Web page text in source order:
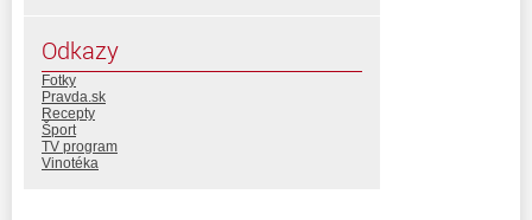
Odkazy
Fotky
Pravda.sk
Recepty
Šport
TV program
Vinotéka